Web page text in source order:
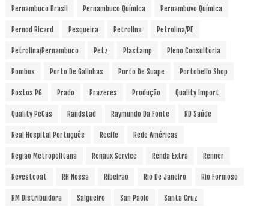
Pernambuco Brasil Pernambuco Química Pernambuvo Química
Pernod Ricard Pesqueira Petrolina Petrolina/PE
Petrolina/Pernambuco Petz Plastamp Pleno Consultoria
Pombos Porto De Galinhas Porto De Suape Portobello Shop
Postos PG Prado Prazeres Produção Quality Import
Quality PeCas Randstad Raymundo Da Fonte RD Saúde
Real Hospital Português Recife Rede Américas
Região Metropolitana Renaux Service Renda Extra Renner
Revestcoat RH Nossa Ribeirao Rio De Janeiro Rio Formoso
RM Distribuidora Salgueiro San Paolo Santa Cruz